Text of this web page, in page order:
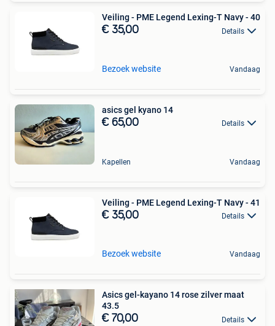
Veiling - PME Legend Lexing-T Navy - 40
€ 35,00 Details
Bezoek website Vandaag
asics gel kyano 14
€ 65,00 Details
Kapellen Vandaag
Veiling - PME Legend Lexing-T Navy - 41
€ 35,00 Details
Bezoek website Vandaag
Asics gel-kayano 14 rose zilver maat
43.5
€ 70,00 Details